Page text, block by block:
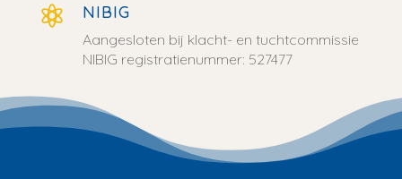
 NIBIG
Aangesloten bij klacht- en tuchtcommissie
NIBIG registratienummer: 527477